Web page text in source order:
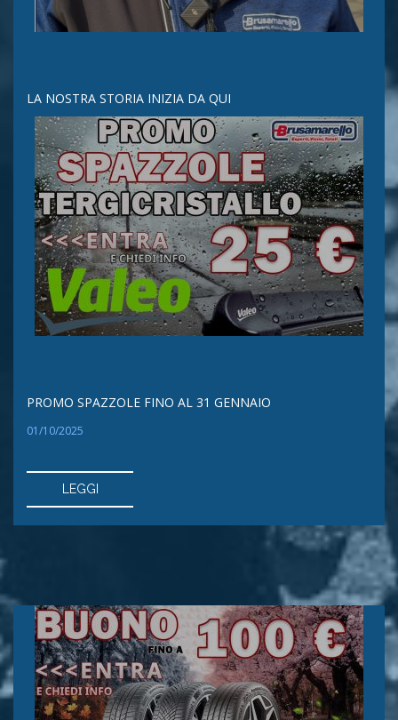
LA NOSTRA STORIA INIZIA DA QUI
25/10/2025
LEGGI
PROMO SPAZZOLE FINO AL 31 GENNAIO
01/10/2025
LEGGI